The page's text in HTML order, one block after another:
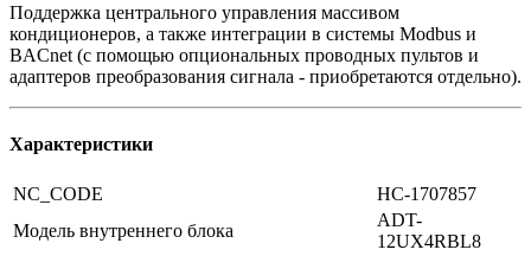
Поддержка центрального управления массивом
кондиционеров, а также интеграции в системы Modbus и
BACnet (с помощью опциональных проводных пультов и
адаптеров преобразования сигнала - приобретаются отдельно).
Характеристики
NC_CODE
НС-1707857
Модель внутреннего блока
ADT-
12UX4RBL8